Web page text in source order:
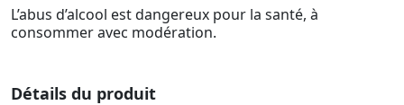
L’abus d’alcool est dangereux pour la santé, à
consommer avec modération.
Détails du produit